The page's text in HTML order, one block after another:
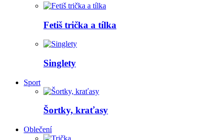
Fetiš trička a tílka
Singlety
Sport
Šortky, kraťasy
Oblečení